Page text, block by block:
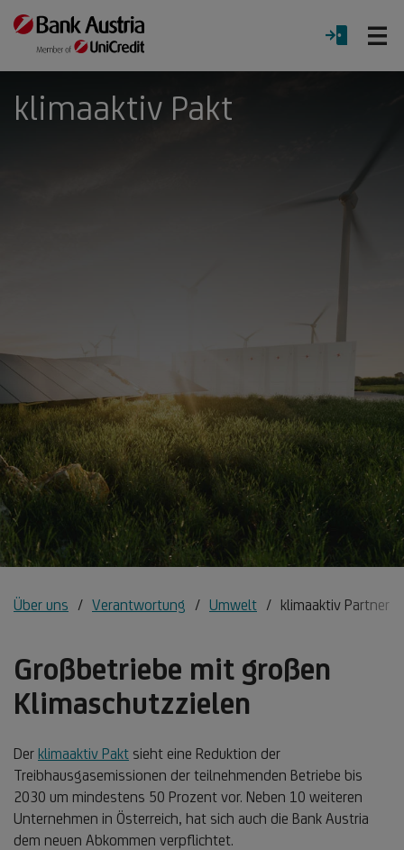
LOGIN
klimaaktiv Pakt
Über uns Verantwortung Umwelt klimaaktiv Partner
Großbetriebe mit großen
Klimaschutzzielen
Der klimaaktiv Pakt sieht eine Reduktion der
Treibhausgasemissionen der teilnehmenden Betriebe bis
2030 um mindestens 50 Prozent vor. Neben 10 weiteren
Unternehmen in Österreich, hat sich auch die Bank Austria
dem neuen Abkommen verpflichtet.